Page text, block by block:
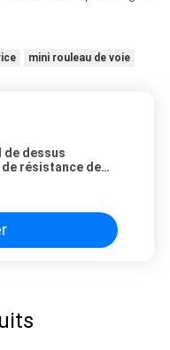
mini rouleau de voie
de dessus
résistance de
5